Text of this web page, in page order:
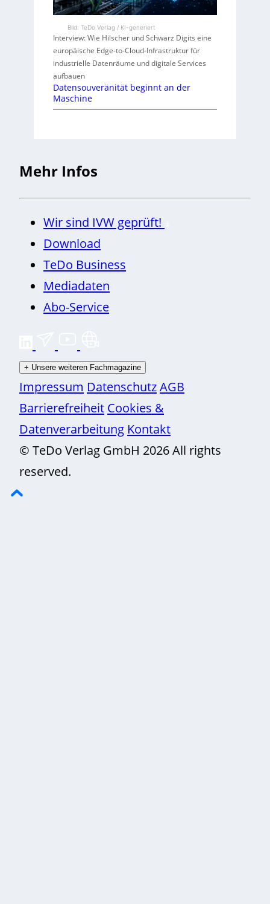
Bild: TeDo Verlag / KI-generiert
Interview: Wie Hilscher und Schwarz Digits eine
europäische Edge-to-Cloud-Infrastruktur für
industrielle Datenräume und digitale Services
aufbauen
Datensouveränität beginnt an der
Maschine
Mehr Infos
Wir sind IVW geprüft!
Download
TeDo Business
Mediadaten
Abo-Service
+ Unsere weiteren Fachmagazine
Impressum DatenschutzAGB
Barrierefreiheit Cookies &
Datenverarbeitung Kontakt
© TeDo Verlag GmbH 2026 All rights
reserved.